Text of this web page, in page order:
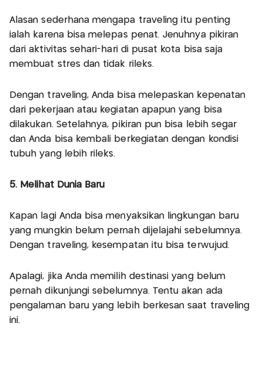
Alasan sederhana mengapa traveling itu penting
ialah karena bisa melepas penat. Jenuhnya pikiran
dari aktivitas sehari-hari di pusat kota bisa saja
membuat stres dan tidak rileks.
Dengan traveling, Anda bisa melepaskan kepenatan
dari pekerjaan atau kegiatan apapun yang bisa
dilakukan. Setelahnya, pikiran pun bisa lebih segar
dan Anda bisa kembali berkegiatan dengan kondisi
tubuh yang lebih rileks.
5. Melihat Dunia Baru
Kapan lagi Anda bisa menyaksikan lingkungan baru
yang mungkin belum pernah dijelajahi sebelumnya.
Dengan traveling, kesempatan itu bisa terwujud.
Apalagi, jika Anda memilih destinasi yang belum
pernah dikunjungi sebelumnya. Tentu akan ada
pengalaman baru yang lebih berkesan saat traveling
ini.